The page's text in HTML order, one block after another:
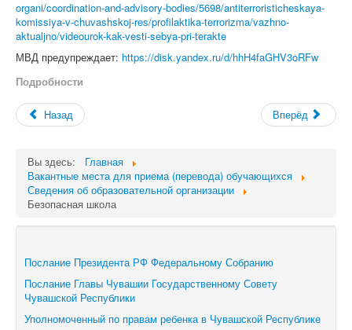
organi/coordination-and-advisory-bodies/5698/antiterroristicheskaya-
komissiya-v-chuvashskoj-res/profilaktika-terrorizma/vazhno-
aktualjno/videourok-kak-vesti-sebya-pri-terakte
МВД предупреждает: https://disk.yandex.ru/d/hhH4faGHV3oRFw
Подробности
Назад Вперёд
Вы здесь:
Главная
Вакантные места для приема (перевода) обучающихся
Сведения об образовательной организации
Безопасная школа
Послание Президента РФ Федеральному Собранию
Послание Главы Чувашии Государственному Совету
Чувашской Республики
Уполномоченный по правам ребенка в Чувашской Республике